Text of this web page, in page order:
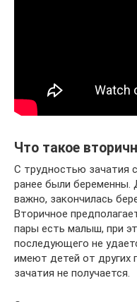
Что такое
С трудностью зачатия
ранее были беременны.
важно, закончилась
Вторичное
пары есть малыш, при
последующего не
имеют детей от других
зачатия не получается.